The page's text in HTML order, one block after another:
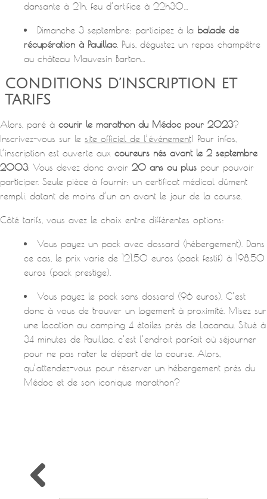
dansante à 21h, feu d’artifice à 22h30…
Dimanche 3 septembre: participez à la balade de
récupération à Pauillac. Puis, dégustez un repas champêtre
au château Mauvesin Barton…
CONDITIONS D’INSCRIPTION ET
TARIFS
Alors, paré à courir le marathon du Médoc pour 2023?
Inscrivez-vous sur le site officiel de l’événement! Pour infos,
l’inscription est ouverte aux coureurs nés avant le 2 septembre
2003. Vous devez donc avoir 20 ans ou plus pour pouvoir
participer. Seule pièce à fournir: un certificat médical dûment
rempli, datant de moins d’un an avant le jour de la course.
Côté tarifs, vous avez le choix entre différentes options:
Vous payez un pack avec dossard (hébergement). Dans
ce cas, le prix varie de 121,50 euros (pack festif) à 198,50
euros (pack prestige).
Vous payez le pack sans dossard (96 euros). C’est
donc à vous de trouver un logement à proximité. Misez sur
une location au camping 4 étoiles près de Lacanau. Situé à
34 minutes de Pauillac, c’est l’endroit parfait où séjourner
pour ne pas rater le départ de la course. Alors,
qu’attendez-vous pour réserver un hébergement près du
Médoc et de son iconique marathon?